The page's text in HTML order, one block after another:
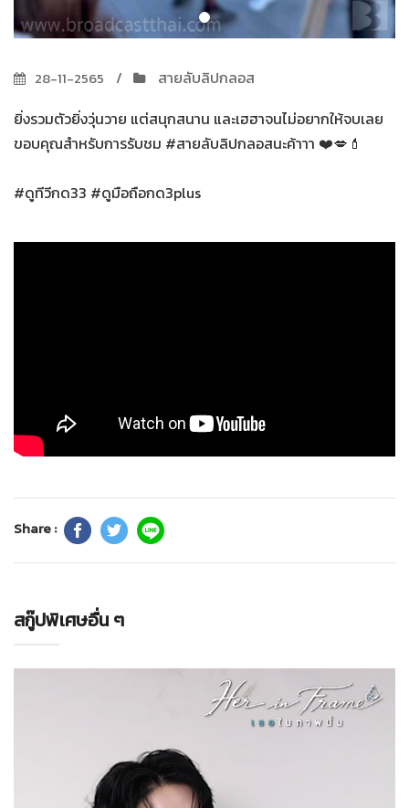
28-11-2565
สายลับลิปกลอส
ยิ่งรวมตัวยิ่งวุ่นวาย แต่สนุกสนาน และเฮฮาจนไม่อยากให้จบเลย
ขอบคุณสำหรับการรับชม #สายลับลิปกลอสนะค้าาา ❤️💋💄
#ดูทีวีกด33 #ดูมือถือกด3plus
Share :
สกู๊ปพิเศษอื่น ๆ